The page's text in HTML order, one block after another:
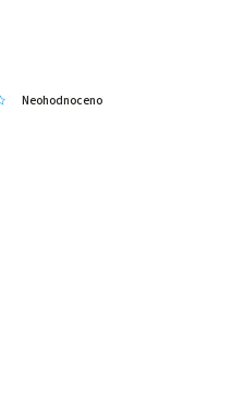
Neohodnoceno